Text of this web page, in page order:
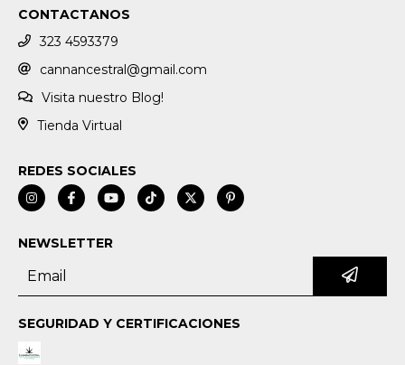
CONTACTANOS
323 4593379
cannancestral@gmail.com
Visita nuestro Blog!
Tienda Virtual
REDES SOCIALES
NEWSLETTER
SEGURIDAD Y CERTIFICACIONES